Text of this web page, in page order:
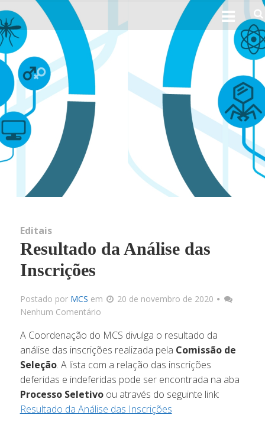
Perfil
Editais
Resultado da Análise das
Inscrições
Postado por MCS em
20 de novembro de 2020
Nenhum Comentário
A Coordenação do MCS divulga o resultado da
análise das inscrições realizada pela Comissão de
Seleção. A lista com a relação das inscrições
deferidas e indeferidas pode ser encontrada na aba
Processo Seletivoou através do seguinte link:
Resultado da Análise das Inscrições